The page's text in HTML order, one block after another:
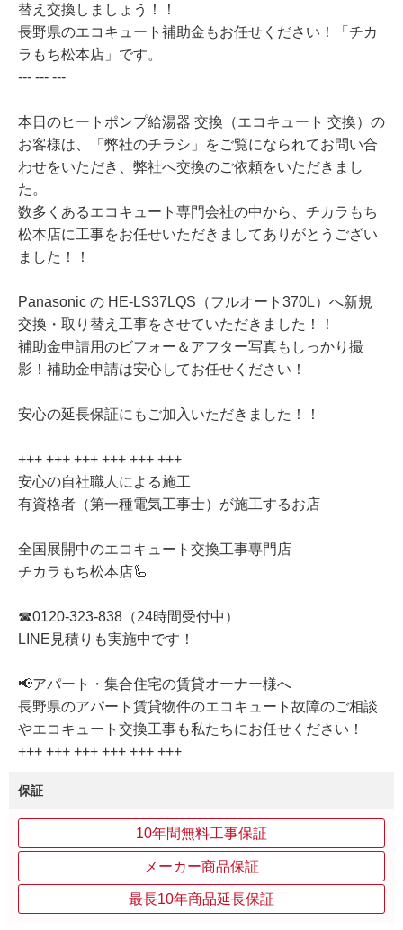
替え交換しましょう！！
長野県のエコキュート補助金もお任せください！「チカ
ラもち松本店」です。
--- --- ---
本日のヒートポンプ給湯器 交換（エコキュート 交換）の
お客様は、「弊社のチラシ」をご覧になられてお問い合
わせをいただき、弊社へ交換のご依頼をいただきまし
た。
数多くあるエコキュート専門会社の中から、チカラもち
松本店に工事をお任せいただきましてありがとうござい
ました！！
Panasonic の HE-LS37LQS（フルオート370L）へ新規
交換・取り替え工事をさせていただきました！！
補助金申請用のビフォー＆アフター写真もしっかり撮
影！補助金申請は安心してお任せください！
安心の延長保証にもご加入いただきました！！
+++ +++ +++ +++ +++ +++
安心の自社職人による施工
有資格者（第一種電気工事士）が施工するお店
全国展開中のエコキュート交換工事専門店
チカラもち松本店🦾
☎0120-323-838（24時間受付中）
LINE見積りも実施中です！
📢アパート・集合住宅の賃貸オーナー様へ
長野県のアパート賃貸物件のエコキュート故障のご相談
やエコキュート交換工事も私たちにお任せください！
+++ +++ +++ +++ +++ +++
保証
10年間無料工事保証
メーカー商品保証
最長10年商品延長保証